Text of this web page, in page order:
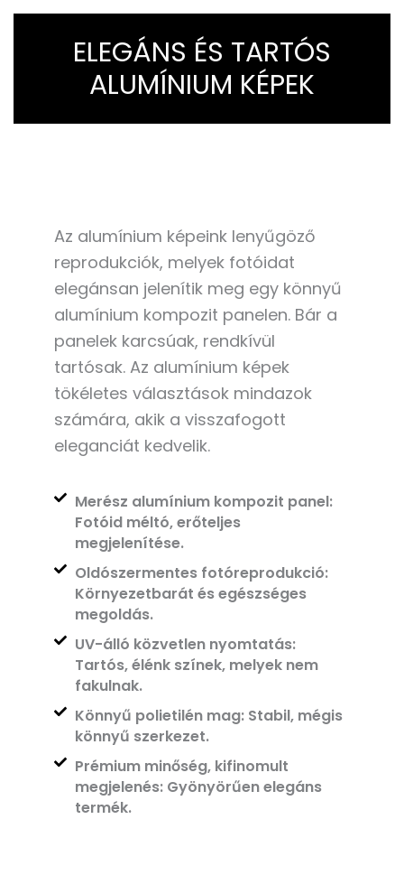
ELEGÁNS ÉS TARTÓS
ALUMÍNIUM KÉPEK
Az alumínium képeink lenyűgöző
reprodukciók, melyek fotóidat
elegánsan jelenítik meg egy könnyű
alumínium kompozit panelen. Bár a
panelek karcsúak, rendkívül
tartósak. Az alumínium képek
tökéletes választások mindazok
számára, akik a visszafogott
eleganciát kedvelik.
Merész alumínium kompozit panel:
Fotóid méltó, erőteljes
megjelenítése.
Oldószermentes fotóreprodukció:
Környezetbarát és egészséges
megoldás.
UV-álló közvetlen nyomtatás:
Tartós, élénk színek, melyek nem
fakulnak.
Könnyű polietilén mag: Stabil, mégis
könnyű szerkezet.
Prémium minőség, kifinomult
megjelenés: Gyönyörűen elegáns
termék.